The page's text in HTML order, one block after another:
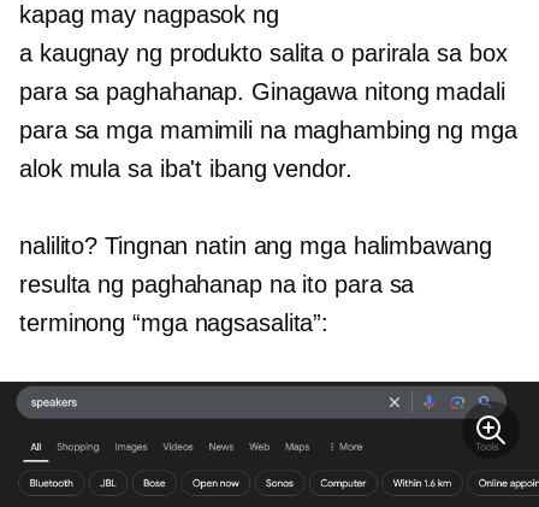
kapag may nagpasok ng
a kaugnay ng produktosalita o parirala sa box
para sa paghahanap. Ginagawa nitong madali
para sa mga mamimili na maghambing ng mga
alok mula sa iba't ibang vendor.
nalilito? Tingnan natin ang mga halimbawang
resulta ng paghahanap na ito para sa
terminong “mga nagsasalita”: